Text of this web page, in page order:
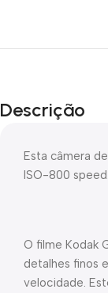
Descrição
Esta câmera
ISO-800
O filme Kodak
detalhes finos
velocidade.